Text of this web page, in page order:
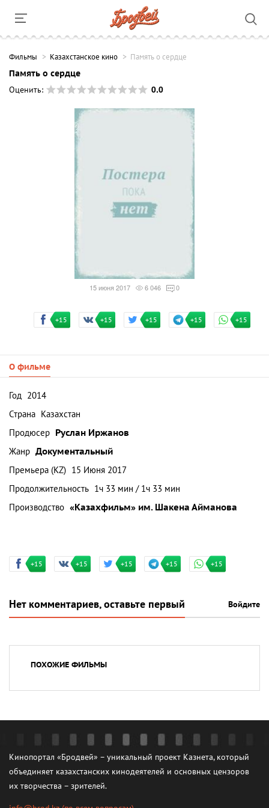
Фильмы Казахстанское кино Память о сердце
Память о сердце
Оценить:
0.0
15 июня 2017 6 046 0
+15 +15 +15 +15 +15
О фильме
Год 2014
Страна
Казахстан
Продюсер Руслан Иржанов
Жанр Документальный
Премьера (KZ) 15 Июня 2017
Продолжительность 1ч 33 мин / 1ч 33 мин
Производство «Казахфильм» им. Шакена Айманова
+15 +15 +15 +15 +15
Нет комментариев, оставьте первый Войдите
ПОХОЖИЕ ФИЛЬМЫ
Кинопортал «Бродвей» – уникальный проект Казнета, который
объединяет казахстанских кинодеятелей и основных цензоров
их творчества – зрителей.